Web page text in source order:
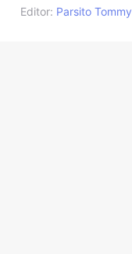
Editor: Parsito Tommy